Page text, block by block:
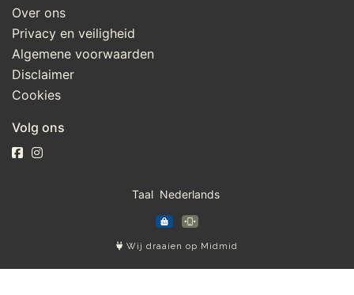
Over ons
Privacy en veiligheid
Algemene voorwaarden
Disclaimer
Cookies
Volg ons
Taal
Wij draaien op Midmid